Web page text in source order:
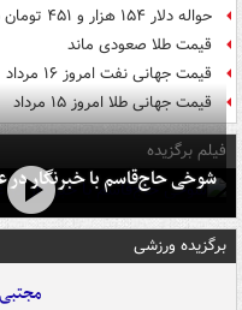
حواله دلار ۱۵۴ هزار و ۴۵۱ تومان شد
قیمت طلا صعودی ماند
قیمت جهانی نفت امروز ۱۶ مرداد
قیمت جهانی طلا امروز ۱۵ مرداد
فیلم برگزیده
شوخی حاج‌قاسم با خبرنگار در
برگزیده ورزشی